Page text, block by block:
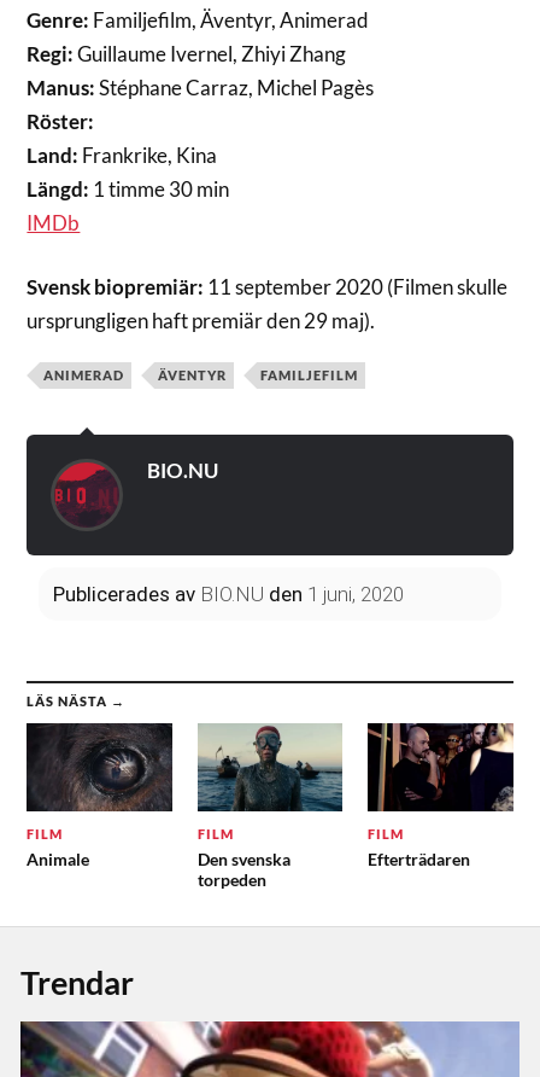
Genre: Familjefilm, Äventyr, Animerad
Regi:Guillaume Ivernel, Zhiyi Zhang
Manus:Stéphane Carraz, Michel Pagès
Röster:
Land: Frankrike, Kina
Längd: 1 timme 30 min
IMDb
Svensk biopremiär: 11 september 2020 (Filmen skulle
ursprungligen haft premiär den 29 maj).
ANIMERAD ÄVENTYR FAMILJEFILM
BIO.NU
Publicerades av BIO.NU den 1 juni, 2020
LÄS NÄSTA →
FILM
Animale
FILM
Den svenska
torpeden
FILM
Efterträdaren
Trendar